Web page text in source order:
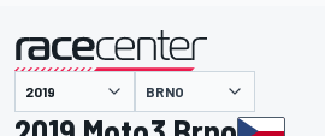
gepresenteerd door BRNO